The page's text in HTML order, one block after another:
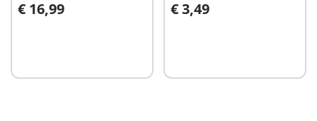
€ 16,99
Aggiungi al carrello € 3,49
Aggiungi al carrello